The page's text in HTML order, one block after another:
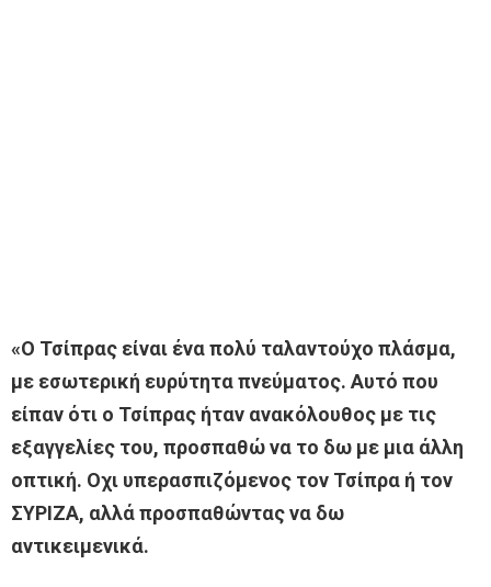
«Ο Τσίπρας είναι ένα πολύ ταλαντούχο πλάσμα,
με εσωτερική ευρύτητα πνεύματος. Αυτό που
είπαν ότι ο Τσίπρας ήταν ανακόλουθος με τις
εξαγγελίες του, προσπαθώ να το δω με μια άλλη
οπτική. Οχι υπερασπιζόμενος τον Τσίπρα ή τον
ΣΥΡΙΖΑ, αλλά προσπαθώντας να δω
αντικειμενικά.